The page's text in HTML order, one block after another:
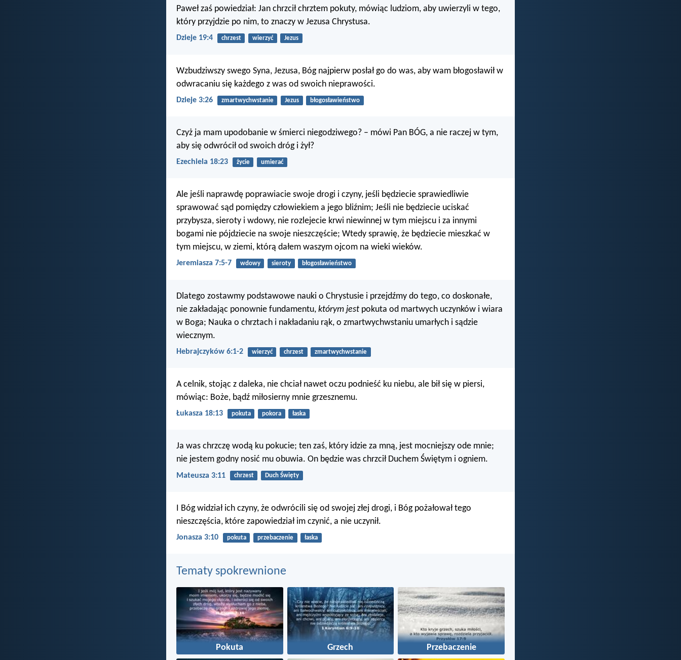
Paweł zaś powiedział: Jan chrzcił chrztem pokuty, mówiąc ludziom, aby uwierzyli w tego,
który przyjdzie po nim, to znaczy w Jezusa Chrystusa.
Dzieje 19:4 chrzest wierzyć Jezus
Wzbudziwszy swego Syna, Jezusa, Bóg najpierw posłał go do was, aby wam błogosławił w
odwracaniu się każdego z was od swoich nieprawości.
Dzieje 3:26 zmartwychwstanie Jezus błogosławieństwo
Czyż ja mam upodobanie w śmierci niegodziwego? – mówi Pan BÓG, a nie raczej w tym,
aby się odwrócił od swoich dróg i żył?
Ezechiela 18:23 życie umierać
Ale jeśli naprawdę poprawiacie swoje drogi i czyny, jeśli będziecie sprawiedliwie
sprawować sąd pomiędzy człowiekiem a jego bliźnim; Jeśli nie będziecie uciskać
przybysza, sieroty i wdowy, nie rozlejecie krwi niewinnej w tym miejscu i za innymi
bogami nie pójdziecie na swoje nieszczęście; Wtedy sprawię, że będziecie mieszkać w
tym miejscu, w ziemi, którą dałem waszym ojcom na wieki wieków.
Jeremiasza 7:5-7 wdowy sieroty błogosławieństwo
Dlatego zostawmy podstawowe nauki o Chrystusie i przejdźmy do tego, co doskonałe,
nie zakładając ponownie fundamentu, którym jest pokuta od martwych uczynków i wiara
w Boga; Nauka o chrztach i nakładaniu rąk, o zmartwychwstaniu umarłych i sądzie
wiecznym.
Hebrajczyków 6:1-2 wierzyć chrzest zmartwychwstanie
A celnik, stojąc z daleka, nie chciał nawet oczu podnieść ku niebu, ale bił się w piersi,
mówiąc: Boże, bądź miłosierny mnie grzesznemu.
Łukasza 18:13 pokuta pokora łaska
Ja was chrzczę wodą ku pokucie; ten zaś, który idzie za mną, jest mocniejszy ode mnie;
nie jestem godny nosić mu obuwia. On będzie was chrzcił Duchem Świętym i ogniem.
Mateusza 3:11 chrzest Duch Święty
I Bóg widział ich czyny, że odwrócili się od swojej złej drogi, i Bóg pożałował tego
nieszczęścia, które zapowiedział im czynić, a nie uczynił.
Jonasza 3:10 pokuta przebaczenie łaska
Tematy spokrewnione
Pokuta Grzech Przebaczenie